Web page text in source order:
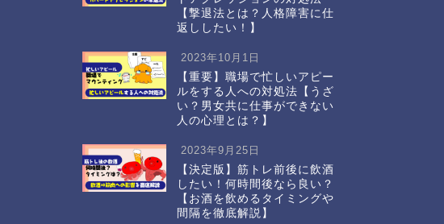
【撃退法とは？人格障害に仕
返ししたい！】
2023年10月1日
【重要】職場で忙しいアピー
ルをする人への対処法【うざ
い？男女共に仕事ができない
人の心理とは？】
2023年9月25日
【決定版】筋トレ前後に飲酒
したい！何時間後なら良い？
【お酒を飲めるタイミングや
間隔を徹底解説】